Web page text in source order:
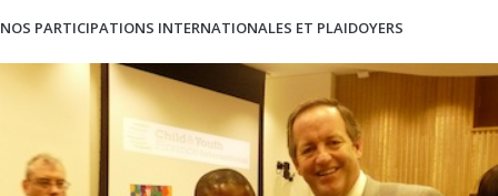
NOS PARTICIPATIONS INTERNATIONALES ET PLAIDOYERS